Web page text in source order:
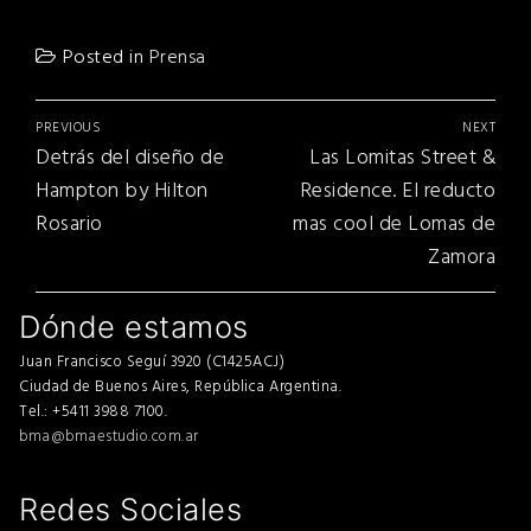
Posted in Prensa
Navegación
de
entradas
PREVIOUS
Previous
post:
Detrás del diseño de
Hampton by Hilton
Rosario
NEXT
Next
post:
Las Lomitas Street &
Residence. El reducto
mas cool de Lomas de
Zamora
Dónde estamos
Juan Francisco Seguí 3920 (C1425ACJ)
Ciudad de Buenos Aires, República Argentina.
Tel.: +5411 3988 7100.
bma@bmaestudio.com.ar
Redes Sociales